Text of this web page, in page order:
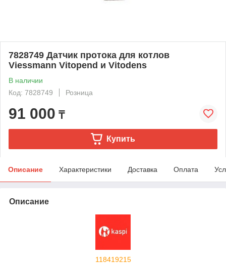
7828749 Датчик протока для котлов
Viessmann Vitopend и Vitodens
В наличии
Код: 7828749
Розница
91 000 ₸
Купить
Описание Характеристики Доставка Оплата
Описание
118419215